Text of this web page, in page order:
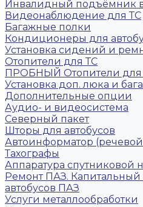
Инвалидный подъёмник
Видеонаблюдение для ТС
Багажные полки
Кондиционеры для
Установка сидений и
Отопители для ТС
ПРОБНЫЙ Отопители для
Установка доп. люка и
Дополнительные опции
Аудио- и видеосистема
Северный пакет
Шторы для автобусов
Автоинформатор
Тахографы
Аппаратура спутниковой
Ремонт ПАЗ.
автобусов ПАЗ
Услуги металлообработки